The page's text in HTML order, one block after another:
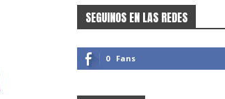
SEGUINOS EN LAS REDES
0 Fans